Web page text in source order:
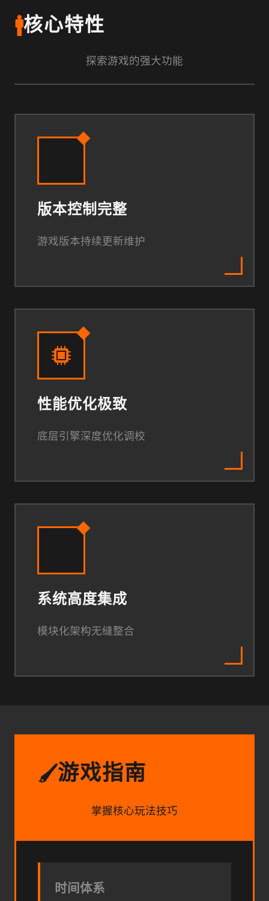
🚹核心特性
探索游戏的强大功能
版本控制完整
游戏版本持续更新维护
性能优化极致
底层引擎深度优化调校
系统高度集成
模块化架构无缝整合
🖌️游戏指南
掌握核心玩法技巧
时间体系